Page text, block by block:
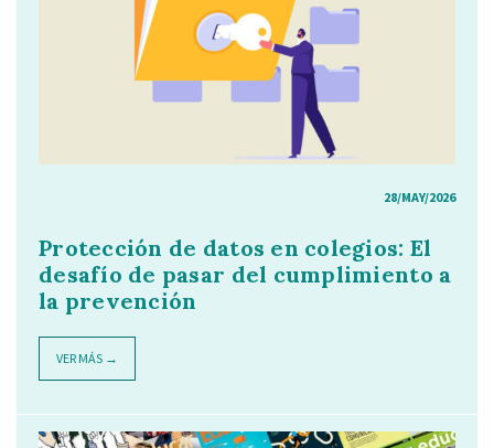
28/MAY/2026
Protección de datos en colegios: El
desafío de pasar del cumplimiento a
la prevención
VER MÁS →